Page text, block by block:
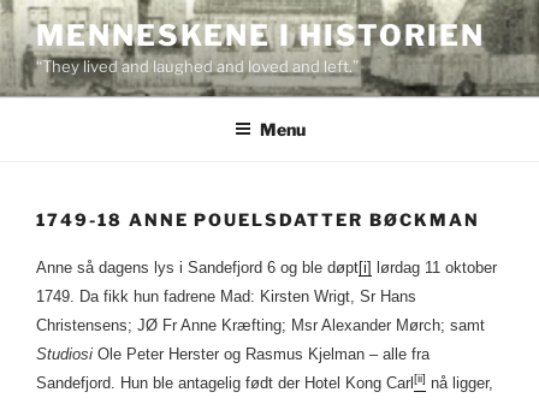
Skip
to
content
MENNESKENE I HISTORIEN
“They lived and laughed and loved and left.”
Menu
1749-18 ANNE POUELSDATTER BØCKMAN
Anne så dagens lys i Sandefjord 6 og ble døpt[i] lørdag 11 oktober
1749. Da fikk hun fadrene Mad: Kirsten Wrigt, Sr Hans
Christensens; JØ Fr Anne Kræfting; Msr Alexander Mørch; samt
Studiosi Ole Peter Herster og Rasmus Kjelman – alle fra
Sandefjord. Hun ble antagelig født der Hotel Kong Carl [ii] nå ligger,